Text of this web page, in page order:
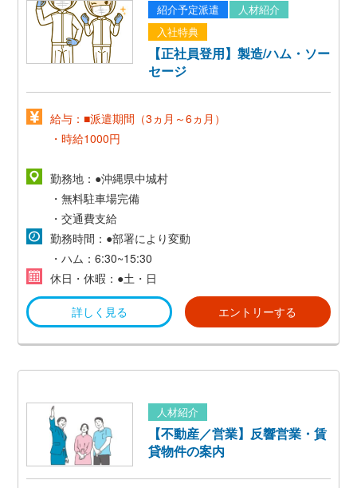
紹介予定派遣
人材紹介
入社特典
【正社員登用】製造/ハム・ソー
セージ
給与：■派遣期間（3ヵ月～6ヵ月）
・時給1000円
＜想定月給＞
時給1000円×8h×22日+交通費
=176,000円～
■正社員
・月給17万円～22万円
※スキル・経験・派遣期間の就業状況によって
・その他手当
＜想定年収＞
・月給17～22万円×16ヵ月＋交通費等
勤務地：●沖縄県中城村
・無料駐車場完備
・交通費支給
勤務時間：●部署により変動
・ハム：6:30~15:30
休日・休暇：●土・日
詳しく見る エントリーする
人材紹介
【不動産／営業】反響営業・賃
貸物件の案内